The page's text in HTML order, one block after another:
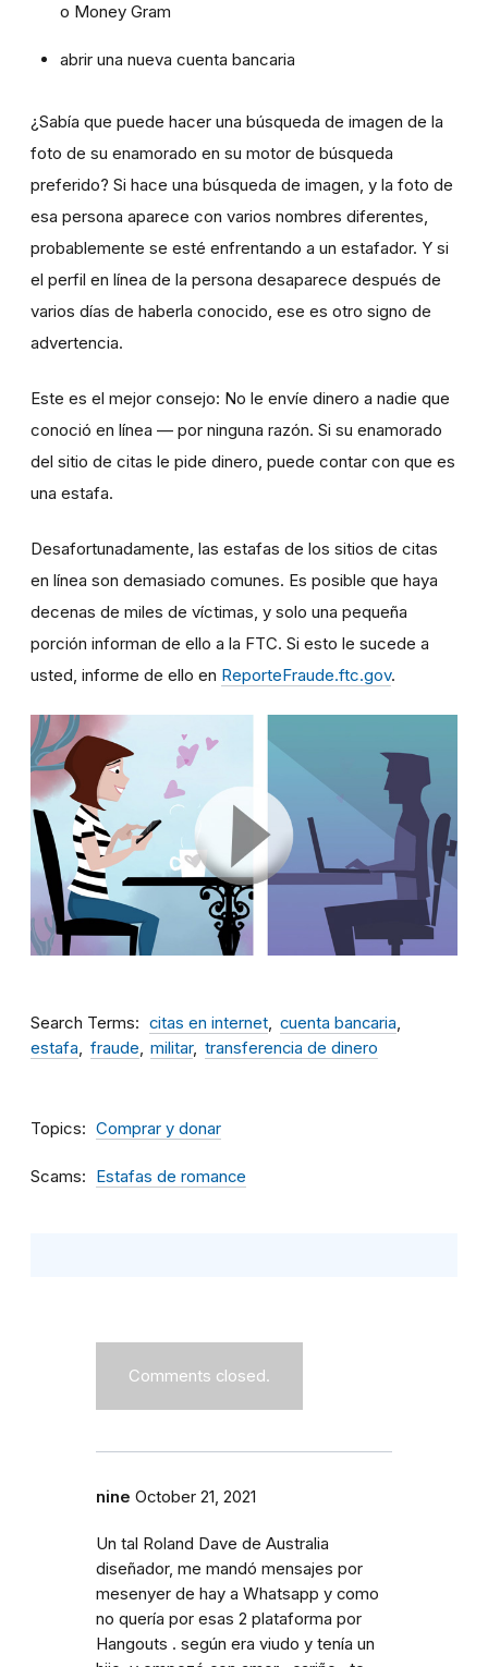
o Money Gram
abrir una nueva cuenta bancaria
¿Sabía que puede hacer una búsqueda de imagen de la
foto de su enamorado en su motor de búsqueda
preferido? Si hace una búsqueda de imagen, y la foto de
esa persona aparece con varios nombres diferentes,
probablemente se esté enfrentando a un estafador. Y si
el perfil en línea de la persona desaparece después de
varios días de haberla conocido, ese es otro signo de
advertencia.
Este es el mejor consejo: No le envíe dinero a nadie que
conoció en línea — por ninguna razón. Si su enamorado
del sitio de citas le pide dinero, puede contar con que es
una estafa.
Desafortunadamente, las estafas de los sitios de citas
en línea son demasiado comunes. Es posible que haya
decenas de miles de víctimas, y solo una pequeña
porción informan de ello a la FTC. Si esto le sucede a
usted, informe de ello en ReporteFraude.ftc.gov.
Search Terms citas en internet
cuenta bancaria
estafa
fraude militar transferencia de dinero
Topics Comprar y donar
Scams Estafas de romance
Comments closed.
nine October 21, 2021
Un tal Roland Dave de Australia
diseñador, me mandó mensajes por
mesenyer de hay a Whatsapp y como
no quería por esas 2 plataforma por
Hangouts . según era viudo y tenía un